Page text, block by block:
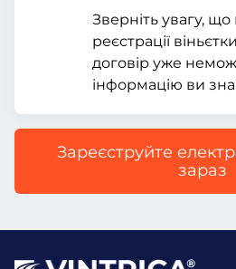
Зверніть увагу, що
реєстрації
договір уже
інформацію ви
Зареєструйте
зараз